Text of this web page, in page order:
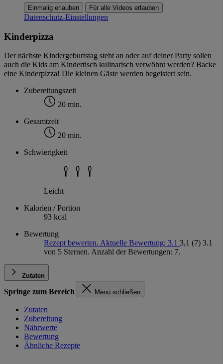
Einmalig erlauben Für alle Videos erlauben
Datenschutz-Einstellungen
Kinderpizza
Der nächste Kindergeburtstag steht an oder auf deiner Party sollen
auch die Kids am Kindertisch kulinarisch verwöhnt werden? Backe
eine Kinderpizza! Die kleinen Gäste werden begeistert sein.
Zubereitungszeit
20 min.
Gesamtzeit
20 min.
Schwierigkeit
Leicht
Kalorien / Portion
93 kcal
Bewertung
Rezept bewerten. Aktuelle Bewertung: 3.1 3,1 (7) 3.1
von 5 Sternen. Anzahl der Bewertungen: 7.
Zutaten
Springe zum Bereich Menü schließen
Zutaten
Zubereitung
Nährwerte
Bewertung
Ähnliche Rezepte